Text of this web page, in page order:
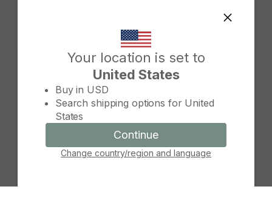
Your location is set to
United States
Buy in USD
Search shipping options for United
States
Continue
Change country/region and language
Change country/region
Continue
Cancel
TONGA (TOP T$)
TRINIDAD Y TOBAGO (TTD
TURKMENISTÁN (USD $)
TURQUÍA (TRY ₺)
TUVALU (AUD $)
TÚNEZ (USD $)
UGANDA (UGX USH)
URUGUAY (UYU $U)
UZBEKISTÁN (UZS SO'M)
VANUATU (VUV VT)
VENEZUELA (USD $)